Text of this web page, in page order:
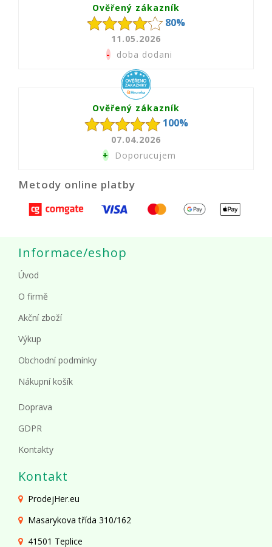
Ověřený zákazník
80%
11.05.2026
-doba dodani
Ověřený zákazník
100%
07.04.2026
+Doporucujem
Metody online platby
Informace/eshop
Úvod
O firmě
Akční zboží
Výkup
Obchodní podmínky
Nákupní košík
Doprava
GDPR
Kontakty
Kontakt
ProdejHer.eu
Masarykova třída 310/162
41501 Teplice